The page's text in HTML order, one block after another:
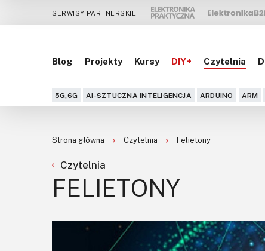
SERWISY PARTNERSKIE:
Blog Projekty Kursy DIY+ Czytelnia
5G,6G AI-SZTUCZNA INTELIGENCJA ARDUINO ARM
Strona główna Czytelnia Felietony
Czytelnia
FELIETONY